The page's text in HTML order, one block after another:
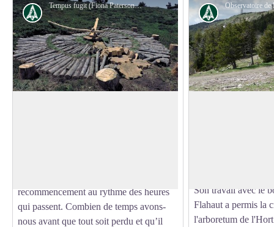
Tempus fugit (Fiona Paterson, Donald Buglass) - © Natacha Maltaverne
Histoire
recommencement au rythme des heures
qui passent. Combien de temps avons-
nous avant que tout soit perdu et qu’il
Histoire
Son travail avec le
Flahaut a permis la
l'arboretum de